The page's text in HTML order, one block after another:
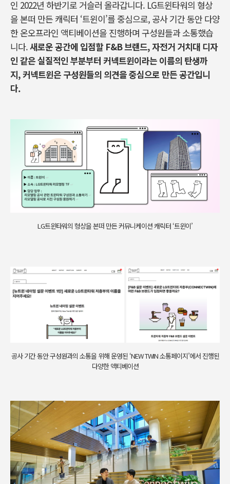
인 2022년 하반기로 거슬러 올라갑니다. LG트윈타워의 형상
을 본떠 만든 캐릭터 ‘트윈이’를 중심으로, 공사 기간 동안 다양
한 온오프라인 액티베이션을 진행하며 구성원들과 소통했습
니다.새로운 공간에 입점할 F&B 브랜드, 자전거 거치대 디자
인 같은 실질적인 부분부터 커넥트윈이라는 이름의 탄생까
지, 커넥트윈은 구성원들의 의견을 중심으로 만든 공간입니
다.
LG트윈타워의 형상을 본떠 만든 커뮤니케이션 캐릭터 ‘트윈이’
공사 기간 동안 구성원과의 소통을 위해 운영된 ‘NEW TWIN 소통페이지’에서 진행된
다양한 액티베이션